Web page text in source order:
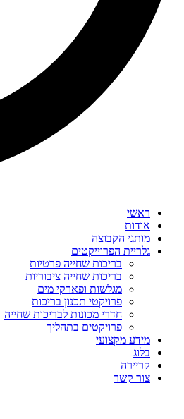
ראשי
אודות
מותגי הקבוצה
גלריית הפרוייקטים
בריכות שחייה פרטיות
בריכות שחייה ציבוריות
מגלשות ופארקי מים
פרויקטי תכנון בריכות
חדרי מכונות לבריכות שחייה
פרויקטים בתהליך
מידע מקצועי
בלוג
קריירה
צור קשר